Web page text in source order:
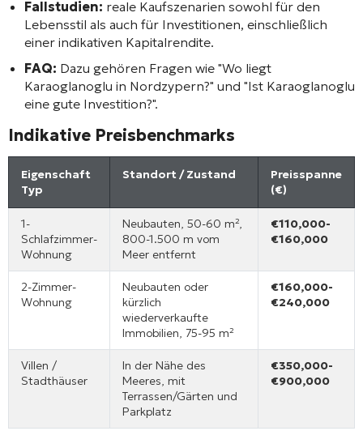
Fallstudien: reale Kaufszenarien sowohl für den
Lebensstil als auch für Investitionen, einschließlich
einer indikativen Kapitalrendite.
FAQ: Dazu gehören Fragen wie "Wo liegt
Karaoglanoglu in Nordzypern?" und "Ist Karaoglanoglu
eine gute Investition?".
Indikative Preisbenchmarks
Eigenschaft
Typ
Standort / Zustand
Preisspanne
(€)
1-
Schlafzimmer-
Wohnung
Neubauten, 50-60 m²,
800-1.500 m vom
Meer entfernt
€110,000-
€160,000
2-Zimmer-
Wohnung
Neubauten oder
kürzlich
wiederverkaufte
Immobilien, 75-95 m²
€160,000-
€240,000
Villen /
Stadthäuser
In der Nähe des
Meeres, mit
Terrassen/Gärten und
Parkplatz
€350,000-
€900,000